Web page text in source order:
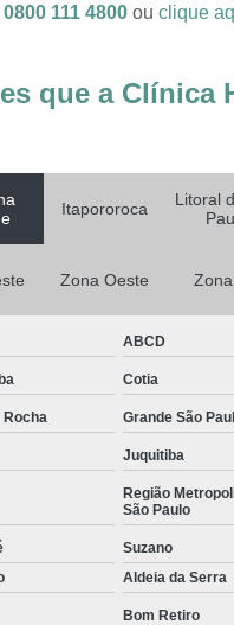
0800 111 4800 ou clique
que a Clínica
Itapororoca
Litoral
Zona Oeste
ABCD
Cotia
Rocha Grande São
Juquitiba
Região
São Paulo
Suzano
Aldeia da Serra
Bom Retiro